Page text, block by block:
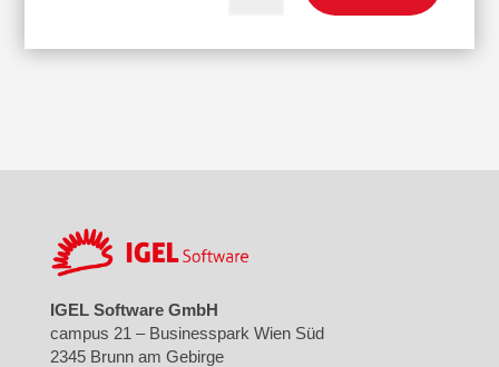
IGEL Software GmbH
campus 21 – Businesspark Wien Süd
2345 Brunn am Gebirge